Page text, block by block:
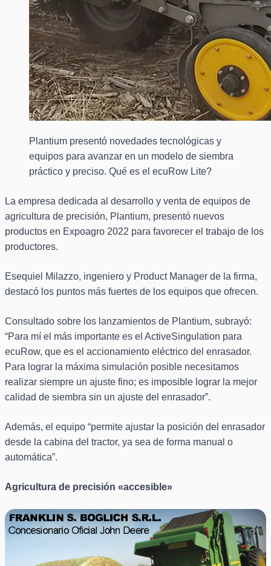
Plantium presentó novedades tecnológicas y
equipos para avanzar en un modelo de siembra
práctico y preciso. Qué es el ecuRow Lite?
La empresa dedicada al desarrollo y venta de equipos de
agricultura de precisión, Plantium, presentó nuevos
productos en Expoagro 2022 para favorecer el trabajo de los
productores.
Esequiel Milazzo, ingeniero y Product Manager de la firma,
destacó los puntos más fuertes de los equipos que ofrecen.
Consultado sobre los lanzamientos de Plantium, subrayó:
“Para mí el más importante es el ActiveSingulation para
ecuRow, que es el accionamiento eléctrico del enrasador.
Para lograr la máxima simulación posible necesitamos
realizar siempre un ajuste fino; es imposible lograr la mejor
calidad de siembra sin un ajuste del enrasador”.
Además, el equipo “permite ajustar la posición del enrasador
desde la cabina del tractor, ya sea de forma manual o
automática”.
Agricultura de precisión «accesible»